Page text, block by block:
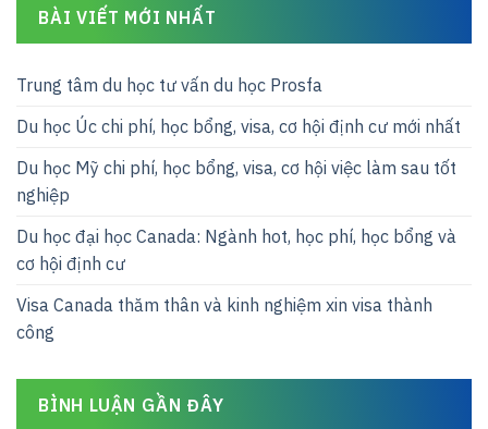
BÀI VIẾT MỚI NHẤT
Trung tâm du học tư vấn du học Prosfa
Du học Úc chi phí, học bổng, visa, cơ hội định cư mới nhất
Du học Mỹ chi phí, học bổng, visa, cơ hội việc làm sau tốt
nghiệp
Du học đại học Canada: Ngành hot, học phí, học bổng và
cơ hội định cư
Visa Canada thăm thân và kinh nghiệm xin visa thành
công
BÌNH LUẬN GẦN ĐÂY